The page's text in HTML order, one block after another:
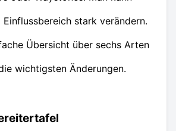
stark verändern.
Übersicht über sechs Arten
wichtigsten Änderungen.